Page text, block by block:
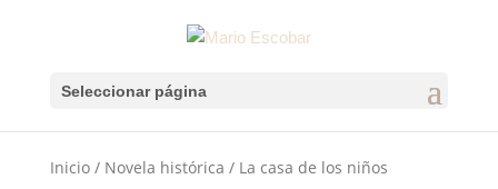
Seleccionar página
Inicio/ Novela histórica / La casa de los niños